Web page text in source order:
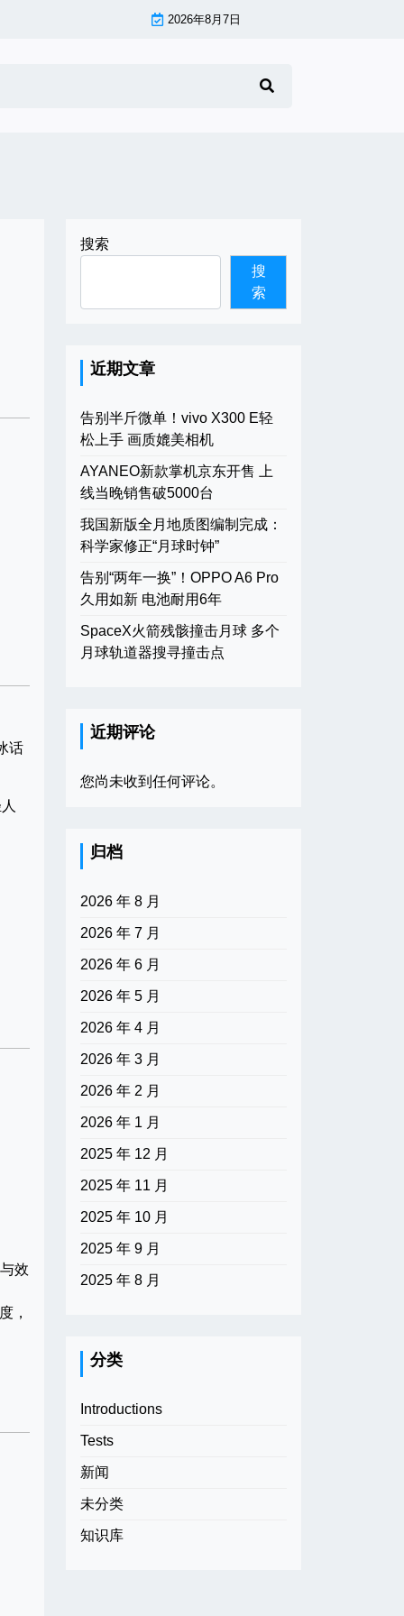
2026年8月7日
话
效
，
搜索
搜
索
近期文章
告别半斤微单！vivo X300 E轻
松上手 画质媲美相机
AYANEO新款掌机京东开售 上
线当晚销售破5000台
我国新版全月地质图编制完成：
科学家修正“月球时钟”
告别“两年一换”！OPPO A6 Pro
久用如新 电池耐用6年
SpaceX火箭残骸撞击月球 多个
月球轨道器搜寻撞击点
近期评论
您尚未收到任何评论。
归档
2026 年 8 月
2026 年 7 月
2026 年 6 月
2026 年 5 月
2026 年 4 月
2026 年 3 月
2026 年 2 月
2026 年 1 月
2025 年 12 月
2025 年 11 月
2025 年 10 月
2025 年 9 月
2025 年 8 月
分类
Introductions
Tests
新闻
未分类
知识库